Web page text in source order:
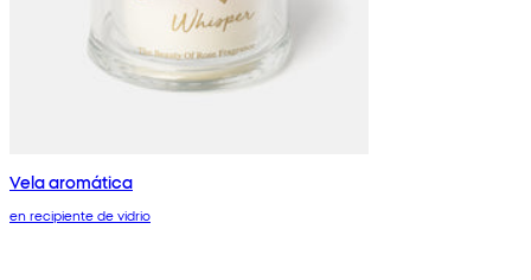
Vela aromática
en recipiente de vidrio